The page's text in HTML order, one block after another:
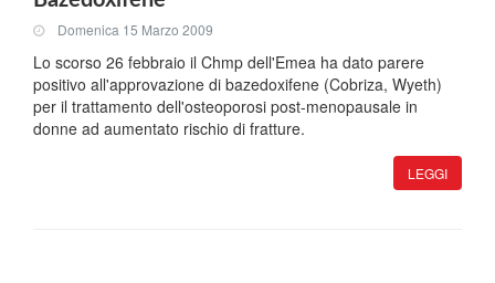
Domenica 15 Marzo 2009
Lo scorso 26 febbraio il Chmp dell'Emea ha dato parere
positivo all'approvazione di bazedoxifene (Cobriza, Wyeth)
per il trattamento dell'osteoporosi post-menopausale in
donne ad aumentato rischio di fratture.
LEGGI